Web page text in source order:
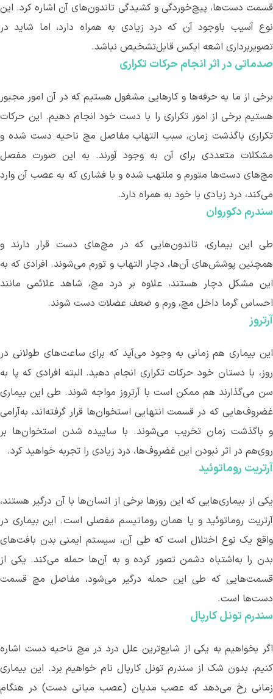
قسمت دست‌ها، پیچ‌خوردگی و کشیدگی تاندون‌های آن اشاره کرد. این
نوع آسیب باوجود آن که درد زیادی به همراه دارد، اما شاید در
تصویربرداری اشعه ایکس قابل‌تشخیص نباشد.
صدماتی در اثر انجام حرکات تکراری
برخی از ما به حرفهها و کارهایی مشغول هستیم که در آن امور مجبور
هستیم برخی از امور تکراری را با دست خود انجام دهیم. این حرکات
تکراری باگذشت زمان، سبب التهاب مفاصل مچ ناحیه دست شده و
مشکلات متعددی برای آن به وجود آورند. به این صورت مفصل
مچ‌های دست‌ها متورم و ملتهب شده و با فشاری که به عصب آن وارد
میکند، درد زیادی با خود به همراه دارد.
سندرم دکوروان
طی این بیماری، تاندونهایی که در مچ‌های دست قرار دارند و
همچنین پوششهای آنها، دچار التهاب و تورم میشوند. افرادی که به
این مشکل دچار هستند، علاوه بر درد مچ، شاهد علائمی مانند
احساس گرما داخل مچ، ورم و ضعف عضلات دست شوند.
آرتروز
این بیماریهم زمانی به وجود میآید که برای ساعتهای طولانی در
روز، با دستان خود حرکات تکراری انجام دهید. البته افرادی که پا به
سن میگذارند هم ممکن است با آرتروز مواجه شوند. طی این بیماری
غضروفهایی که در قسمت انتهایی استخوانها قرار گرفتهاند، به‌آرامی
و باگذشت زمان تخریب میشوند. با ساییده شدن استخوانها بر
روی‌هم در اثر نبودن این غضروفها، درد زیادی را تجربه خواهید کرد.
آرتریت روماتوئید
یکی از بیماریهایی که این روزها برخی از انسانها با آن درگیر هستند،
آرتریت روماتوئید و یا همان روماتیسم مفصلی است. این بیماری در
واقع یک نوع اختلال است که طی آن، سیستم ایمنی بدن بافتهای
بدن را به‌اشتباه دشمن تصور کرده و به آنها حمله میکند. یکی از
قسمتهایی که طی این حمله درگیر میشود، مفاصل مچ قسمت
دست‌ها است.
سندرم تونل کارپال
اگر بخواهیم به یکی از شایعترین علل درد در مچ ناحیه دست اشاره
کنیم، بدون شک از سندرم تونل کارپال نام خواهیم برد. این بیماری
زمانی رخ میدهد که عصب مدیان (عصب میانی دست) در هنگام